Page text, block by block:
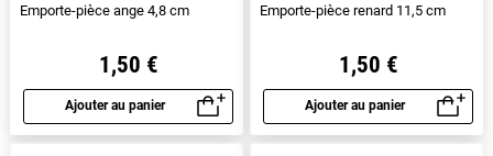
Emporte-pièce ange 4,8 cm
1,50 €
Ajouter au panier
Aperçu rapide
Emporte-pièce renard 11,5 cm
1,50 €
Ajouter au panier
Aperçu rapide